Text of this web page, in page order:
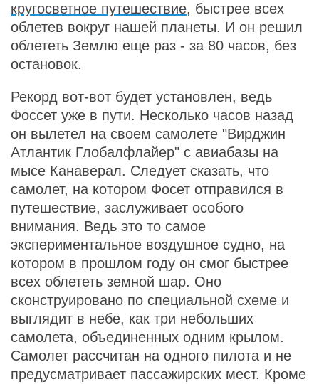
кругосветное путешествие, быстрее всех
облетев вокруг нашей планеты. И он решил
облететь Землю еще раз - за 80 часов, без
остановок.
Рекорд вот-вот будет установлен, ведь
Фоссет уже в пути. Несколько часов назад
он вылетел на своем самолете "Вирджин
Атлантик Глобалфлайер" с авиабазы на
мысе Канаверал. Следует сказать, что
самолет, на котором Фосет отправился в
путешествие, заслуживает особого
внимания. Ведь это то самое
экспериментальное воздушное судно, на
котором в прошлом году он смог быстрее
всех облететь земной шар. Оно
сконструировано по специальной схеме и
выглядит в небе, как три небольших
самолета, объединенных одним крылом.
Самолет рассчитан на одного пилота и не
предусматривает пассажирских мест. Кроме